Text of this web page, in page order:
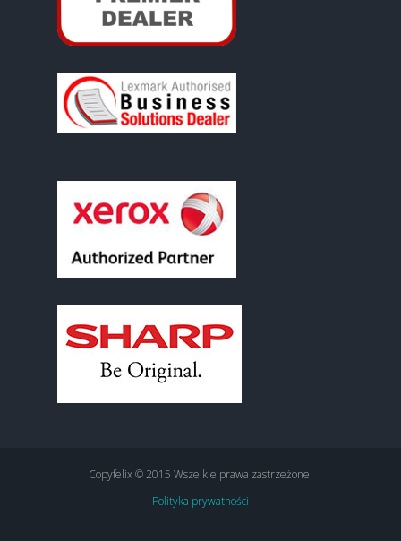
Copyfelix © 2015 Wszelkie prawa zastrzeżone.
Polityka prywatności